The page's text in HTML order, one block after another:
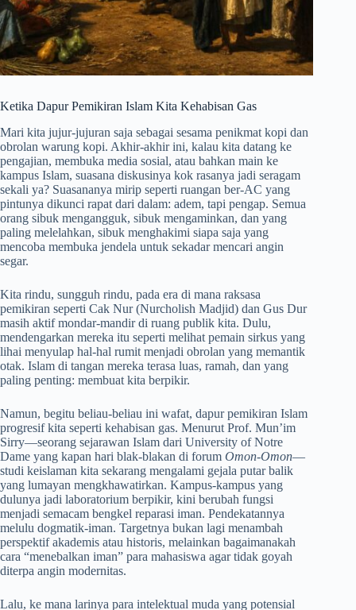
Ketika Dapur Pemikiran Islam Kita Kehabisan Gas
Mari kita jujur-jujuran saja sebagai sesama penikmat kopi dan
obrolan warung kopi. Akhir-akhir ini, kalau kita datang ke
pengajian, membuka media sosial, atau bahkan main ke
kampus Islam, suasana diskusinya kok rasanya jadi seragam
sekali ya? Suasananya mirip seperti ruangan ber-AC yang
pintunya dikunci rapat dari dalam: adem, tapi pengap. Semua
orang sibuk mengangguk, sibuk mengaminkan, dan yang
paling melelahkan, sibuk menghakimi siapa saja yang
mencoba membuka jendela untuk sekadar mencari angin
segar.
Kita rindu, sungguh rindu, pada era di mana raksasa
pemikiran seperti Cak Nur (Nurcholish Madjid) dan Gus Dur
masih aktif mondar-mandir di ruang publik kita. Dulu,
mendengarkan mereka itu seperti melihat pemain sirkus yang
lihai menyulap hal-hal rumit menjadi obrolan yang memantik
otak. Islam di tangan mereka terasa luas, ramah, dan yang
paling penting: membuat kita berpikir.
Namun, begitu beliau-beliau ini wafat, dapur pemikiran Islam
progresif kita seperti kehabisan gas. Menurut Prof. Mun’im
Sirry—seorang sejarawan Islam dari University of Notre
Dame yang kapan hari blak-blakan di forum Omon-Omon—
studi keislaman kita sekarang mengalami gejala putar balik
yang lumayan mengkhawatirkan. Kampus-kampus yang
dulunya jadi laboratorium berpikir, kini berubah fungsi
menjadi semacam bengkel reparasi iman. Pendekatannya
melulu dogmatik-iman. Targetnya bukan lagi menambah
perspektif akademis atau historis, melainkan bagaimanakah
cara “menebalkan iman” para mahasiswa agar tidak goyah
diterpa angin modernitas.
Lalu, ke mana larinya para intelektual muda yang potensial